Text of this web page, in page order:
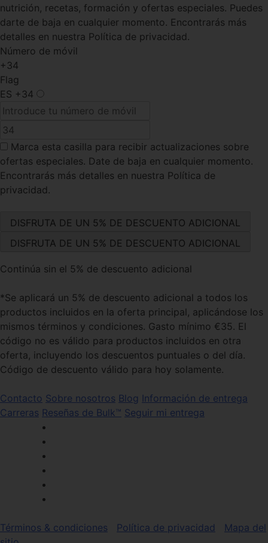
nutrición, recetas, formación y ofertas especiales. Puedes
darte de baja en cualquier momento. Encontrarás más
detalles en nuestra Política de privacidad.
Número de móvil
+34
Flag
ES +34
Marca esta casilla para recibir actualizaciones sobre
ofertas especiales. Date de baja en cualquier momento.
Encontrarás más detalles en nuestra Política de
privacidad.
Continúa sin el 5% de descuento adicional
*Se aplicará un 5% de descuento adicional a todos los
productos incluidos en la oferta principal, aplicándose los
mismos términos y condiciones. Gasto mínimo €35. El
código no es válido para productos incluidos en otra
oferta, incluyendo los descuentos puntuales o del día.
Código de descuento válido para hoy solamente.
Contacto Sobre nosotros Blog Información de entrega
Carreras Reseñas de Bulk™ Seguir mi entrega
Términos & condiciones Política de privacidad
Mapa del